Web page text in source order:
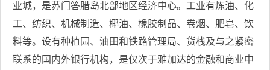
业城，是苏门答腊岛北部地区经济中心。工业有炼油、化
工、纺织、机械制造、椰油、橡胶制品、卷烟、肥皂、饮
料等。设有种植园、油田和铁路管理局、货栈及与之紧密
联系的国内外银行机构，是仅次于雅加达的金融和商业中